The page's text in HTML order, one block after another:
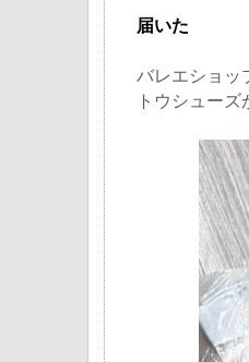
届いた
バレエショッ
トウシューズ